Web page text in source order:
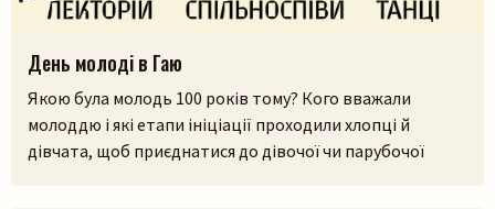
День молоді в Гаю
Якою була молодь 100 років тому? Кого вважали
молоддю і які етапи ініціації проходили хлопці й
дівчата, щоб приєднатися до дівочої чи парубочої